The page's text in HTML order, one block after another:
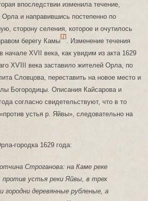
впоследствии изменила течение,
Орла и направившись постепенно по
сторону селения, которое и очутилось
берегу Камы
[7]
. Изменение течения
начале XVII века, как увидим из акта 1629
ХѴІІІ века заставило жителей Орла, по
Словцова, переставить на новое место и
Богородицы. Описания Кайсарова и
согласно свидетельствуют, что в то
устья р. Яйвы», следовательно на
городка 1629 года:
Строганова: на Каме реке
против устья реки Яйвы, в трех
городни деревянные рубленые, а